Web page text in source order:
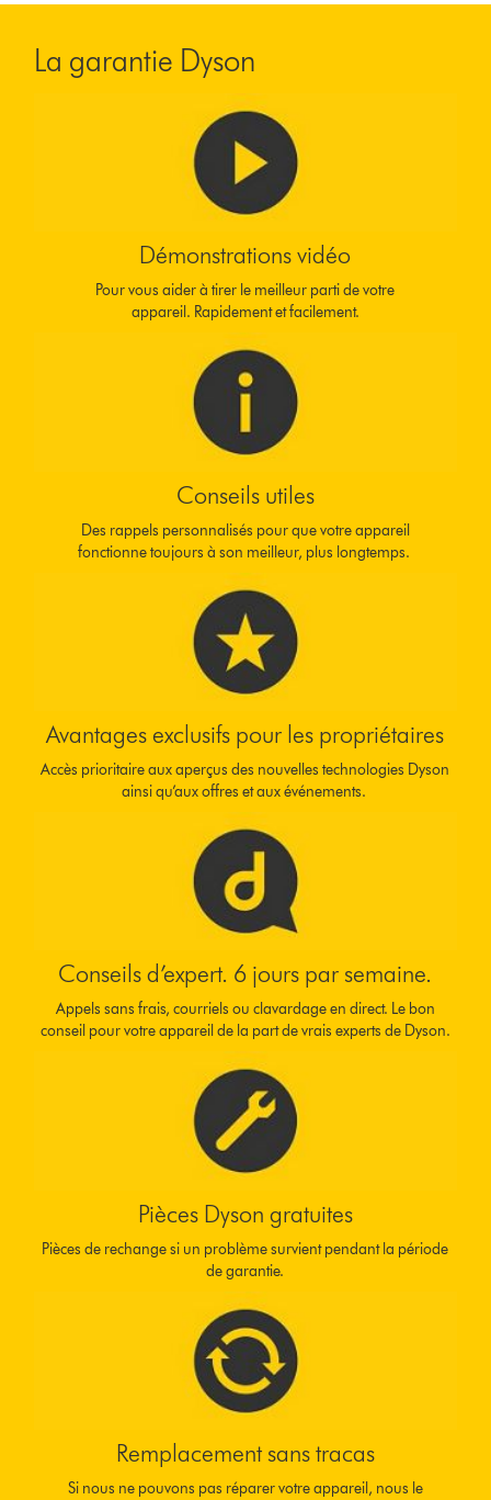
La garantie Dyson
Démonstrations vidéo
Pour vous aider à tirer le meilleur parti de votre
appareil. Rapidement et facilement.
Conseils utiles
Des rappels personnalisés pour que votre appareil
fonctionne toujours à son meilleur, plus longtemps.
Avantages exclusifs pour les propriétaires
Accès prioritaire aux aperçus des nouvelles technologies Dyson
ainsi qu’aux offres et aux événements.
Conseils d’expert. 6 jours par semaine.
Appels sans frais, courriels ou clavardage en direct. Le bon
conseil pour votre appareil de la part de vrais experts de Dyson.
Pièces Dyson gratuites
Pièces de rechange si un problème survient pendant la période
de garantie.
Remplacement sans tracas
Si nous ne pouvons pas réparer votre appareil, nous le